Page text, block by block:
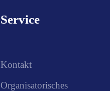
Service
Kontakt
Organisatorisches